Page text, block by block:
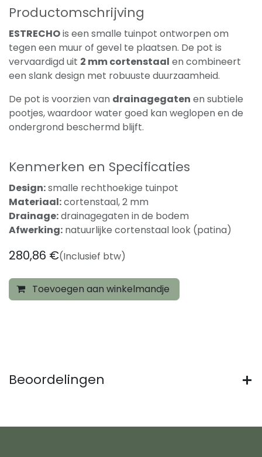
Productomschrijving
ESTRECHOis een smalle tuinpot ontworpen om
tegen een muur of gevel te plaatsen. De pot is
vervaardigd uit 2 mm cortenstaal en combineert
een slank design met robuuste duurzaamheid.
De pot is voorzien van drainagegaten en subtiele
pootjes, waardoor water goed kan weglopen en de
ondergrond beschermd blijft.
Kenmerken en Specificaties
Design:smalle rechthoekige tuinpot
Materiaal:cortenstaal, 2 mm
Drainage:drainagegaten in de bodem
Afwerking: natuurlijke cortenstaal look (patina)
280,86 €(Inclusief btw)
Toevoegen aan winkelmandje
Beoordelingen